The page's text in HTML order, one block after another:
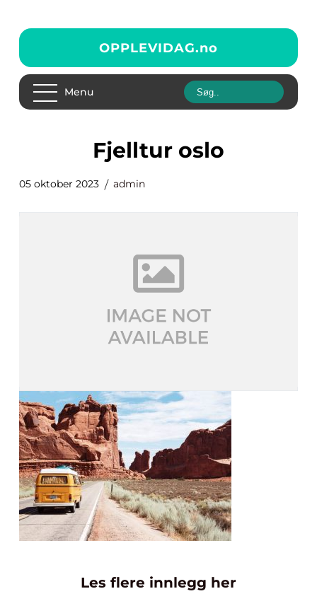
OPPLEVIDAG.no
Menu
fjelltur oslo
05 oktober 2023 admin
Les flere innlegg her